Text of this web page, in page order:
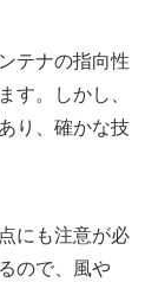
テナの指向性
。しかし、
り、確かな技
にも注意が必
ので、風や